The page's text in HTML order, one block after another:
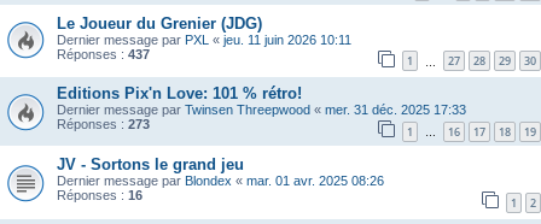
Le Joueur du Grenier (JDG)
Dernier message par PXL « jeu. 11 juin 2026 10:11
Réponses : 437 1 27 28 29 30
Editions Pix'n Love: 101 % rétro!
Dernier message par Twinsen Threepwood « mer. 31 déc. 2025 17:33
Réponses : 273 1 … 16 17 18 19
JV - Sortons le grand jeu
Dernier message par Blondex « mar. 01 avr. 2025 08:26
Réponses : 16 1 2